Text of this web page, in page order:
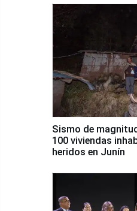
Sismo de
100 viviendas
heridos en Junín